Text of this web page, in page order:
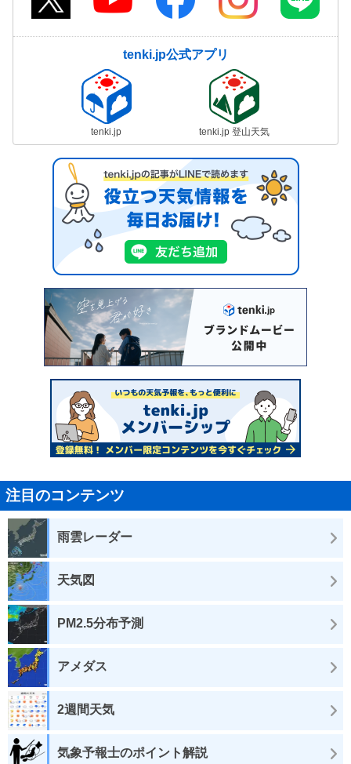
tenki.jp公式アプリ
tenki.jp tenki.jp 登山天気
注目のコンテンツ
雨雲レーダー
天気図
PM2.5分布予測
アメダス
2週間天気
気象予報士のポイント解説